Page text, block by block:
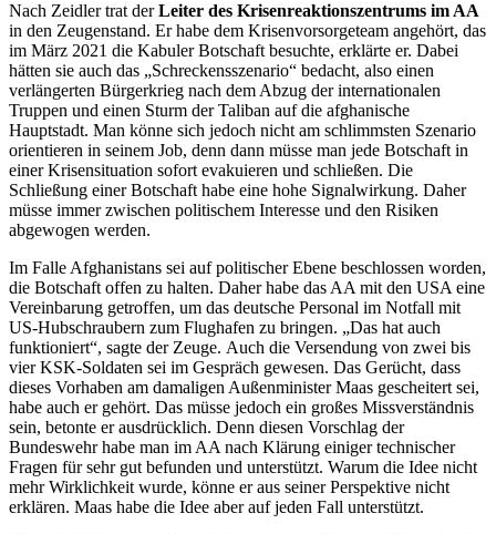
Nach Zeidler trat derLeiter des Krisenreaktionszentrums im AA
in den Zeugenstand. Er habe dem Krisenvorsorgeteam angehört, das
im März 2021 die Kabuler Botschaft besuchte, erklärte er. Dabei
hätten sie auch das „Schreckensszenario“ bedacht, also einen
verlängerten Bürgerkrieg nach dem Abzug der internationalen
Truppen und einen Sturm der Taliban auf die afghanische
Hauptstadt. Man könne sich jedoch nicht am schlimmsten Szenario
orientieren in seinem Job, denn dann müsse man jede Botschaft in
einer Krisensituation sofort evakuieren und schließen. Die
Schließung einer Botschaft habe eine hohe Signalwirkung. Daher
müsse immer zwischen politischem Interesse und den Risiken
abgewogen werden.
Im Falle Afghanistans sei auf politischer Ebene beschlossen worden,
die Botschaft offen zu halten. Daher habe das AA mit den USA eine
Vereinbarung getroffen, um das deutsche Personal im Notfall mit
US-Hubschraubern zum Flughafen zu bringen. „Das hat auch
funktioniert“, sagte der Zeuge. Auch die Versendung von zwei bis
vier KSK-Soldaten sei im Gespräch gewesen. Das Gerücht, dass
dieses Vorhaben am damaligen Außenminister Maas gescheitert sei,
habe auch er gehört. Das müsse jedoch ein großes Missverständnis
sein, betonte er ausdrücklich. Denn diesen Vorschlag der
Bundeswehr habe man im AA nach Klärung einiger technischer
Fragen für sehr gut befunden und unterstützt. Warum die Idee nicht
mehr Wirklichkeit wurde, könne er aus seiner Perspektive nicht
erklären. Maas habe die Idee aber auf jeden Fall unterstützt.